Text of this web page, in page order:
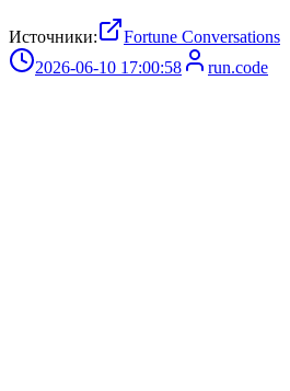
Источники:
Fortune Conversations
2026-06-10 17:00:58
run.code